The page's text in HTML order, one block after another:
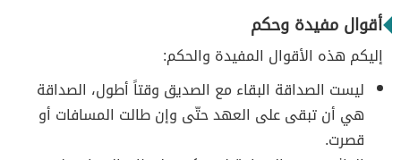
أقوال مفيدة وحكم
إليكم هذه الأقوال المفيدة والحكم:
ليست الصداقة البقاء مع الصديق وقتاً أطول، الصداقة
هي أن تبقى على العهد حتّى وإن طالت المسافات أو
قصرت.